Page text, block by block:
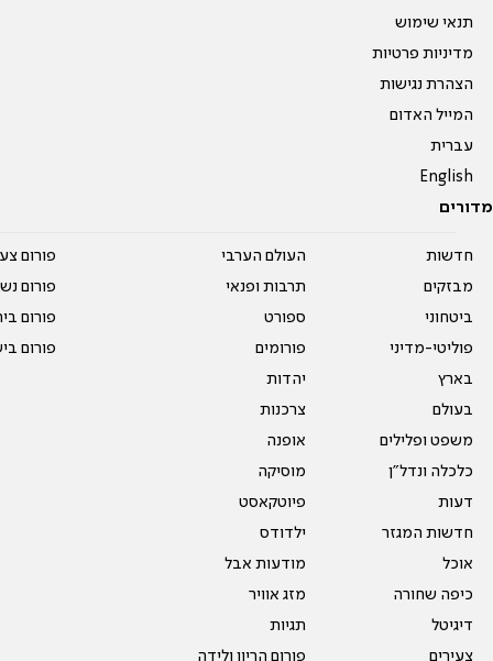
תנאי שימוש
מדיניות פרטיות
הצהרת נגישות
המייל האדום
עברית
English
מדורים
חדשות
מבזקים
ביטחוני
פוליטי-מדיני
בארץ
בעולם
משפט ופלילים
כלכלה ונדל"ן
דעות
חדשות המגזר
אוכל
כיפה שחורה
דיגיטל
צעירים
העולם הערבי
תרבות ופנאי
ספורט
פורומים
יהדות
צרכנות
אופנה
מוסיקה
פיוטקאסט
ילדודס
מודעות אבל
מזג אוויר
תגיות
פורום הריון ולידה
פורום
פורום
פורום
פורום